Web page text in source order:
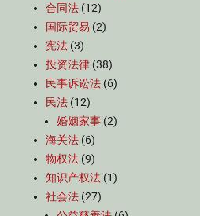
合同法 (12)
国际贸易 (2)
宪法 (3)
投资法律 (38)
民事诉讼法 (6)
民法 (12)
婚姻家事 (2)
海关法 (6)
物权法 (9)
知识产权法 (1)
社会法 (27)